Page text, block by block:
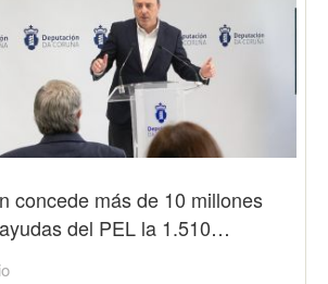
concede más de 10 millones
del PEL la 1.510…